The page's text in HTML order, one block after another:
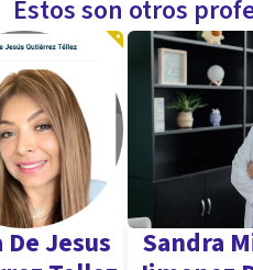
Estos son otros
Jesus
Sandra